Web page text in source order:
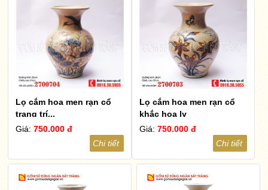
Lọ cắm hoa men rạn cổ
trang trí...
Giá:750.000 đ
Chi tiết
Lọ cắm hoa men rạn cổ
khắc hoa ly
Giá: 750.000 đ
Chi tiết